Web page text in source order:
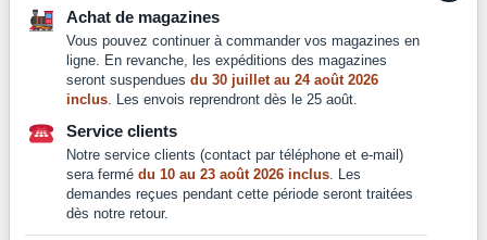
Pour offrir les meilleures expériences, nous utilisons des technologies
telles que les cookies pour stocker et/ou accéder aux informations des
appareils. Le fait de consentir à ces technologies nous permettra de
traiter des données telles que le comportement de navigation ou les ID
uniques sur ce site. Le fait de ne pas consentir ou de retirer son
consentement peut avoir un effet négatif sur certaines caractéristiques
et fonctions.
Mentions légales
Conditions générales de
vente et d'utilisation
Achat de magazines
Vous pouvez continuer à commander vos magazines en
ligne. En revanche, les expéditions des magazines
seront suspendues du 30 juillet au 24 août 2026
inclus. Les envois reprendront dès le 25 août.
Service clients
Notre service clients (contact par téléphone et e-mail)
sera fermé du 10 au 23 août 2026 inclus. Les
demandes reçues pendant cette période seront traitées
dès notre retour.